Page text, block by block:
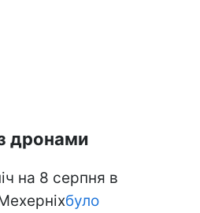
дронами
на 8 серпня в
було